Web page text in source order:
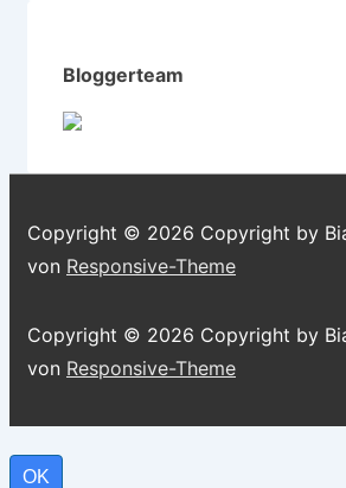
Bloggerteam
Copyright © 2026 Copyright by
von Responsive-Theme
Copyright © 2026 Copyright by
von Responsive-Theme
OK